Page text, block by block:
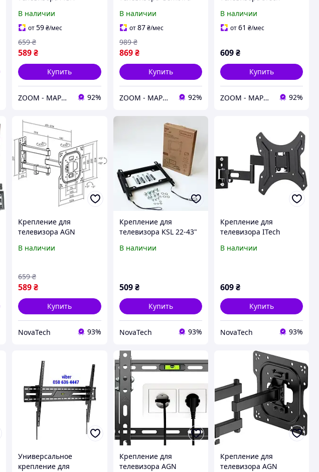
В наличии
от59₴/мес
589₴
659 ₴
Купить
ZOOM - МАРКЕТ ЦИФРОВОЙ ТЕХНИКИ 92%
В наличии
от87 ₴/мес
869 ₴
989 ₴
Купить
ZOOM - МАРКЕТ ЦИФРОВОЙ ТЕХНИКИ 92%
В наличии
от61 ₴/мес
609₴
Купить
ZOOM - МАРКЕТ ЦИФРОВОЙ ТЕХНИКИ 92%
Крепление для
телевизора AGN
В наличии
589₴
659 ₴
Купить
NovaTech 93%
Крепление для
телевизора KSL 22-43"
В наличии
509 ₴
Купить
NovaTech 93%
Крепление для
телевизора ITech
В наличии
609₴
Купить
NovaTech 93%
Универсальное
крепление для
Крепление для
телевизора AGN
Крепление для
телевизора AGN